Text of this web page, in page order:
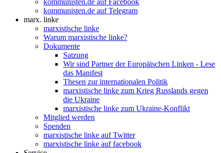
kommunisten.de auf Telegram
marx. linke
marxistische linke
Warum marxistische linke?
Dokumente
Satzung
Wir sind Partner der Europäischen Linken - Lese
das Manifest
Thesen zur internationalen Politik
marxistische linke zum Krieg Russlands gegen
die Ukraine
marxistische linke zum Ukraine-Konflikt
Mitglied werden
Spenden
marxistische linke auf Twitter
marxistische linke auf facebook